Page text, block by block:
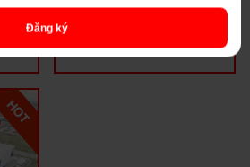
BÌNH DƯƠNG, DIỆN
Đăng ký